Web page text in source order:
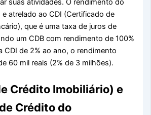
suas atividades. O rendimento do
atrelado ao CDI (Certificado de
que é uma taxa de juros de
um CDB com rendimento de 100%
CDI de 2% ao ano, o rendimento
60 mil reais (2% de 3 milhões).
Crédito Imobiliário) e
Crédito do